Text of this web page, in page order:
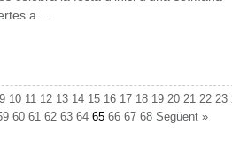
a ...
9 10 11 12 13 14 15 16 17 18 19 20 21 22 23
60 61 62 63 6465 66 67 68 Següent »